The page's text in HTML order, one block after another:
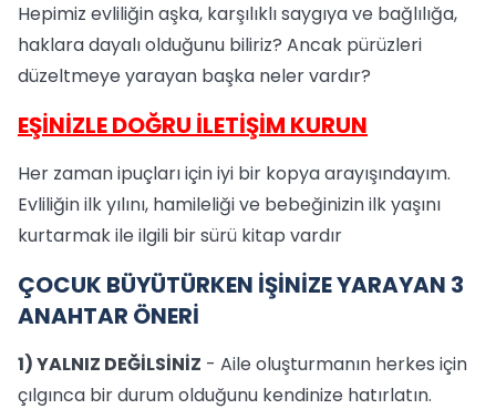
Hepimiz evliliğin aşka, karşılıklı saygıya ve bağlılığa,
haklara dayalı olduğunu biliriz? Ancak pürüzleri
düzeltmeye yarayan başka neler vardır?
EŞİNİZLE DOĞRU İLETİŞİM KURUN
Her zaman ipuçları için iyi bir kopya arayışındayım.
Evliliğin ilk yılını, hamileliği ve bebeğinizin ilk yaşını
kurtarmak ile ilgili bir sürü kitap vardır
ÇOCUK BÜYÜTÜRKEN İŞİNİZE YARAYAN 3
ANAHTAR ÖNERİ
1) YALNIZ DEĞİLSİNİZ - Aile oluşturmanın herkes için
çılgınca bir durum olduğunu kendinize hatırlatın.